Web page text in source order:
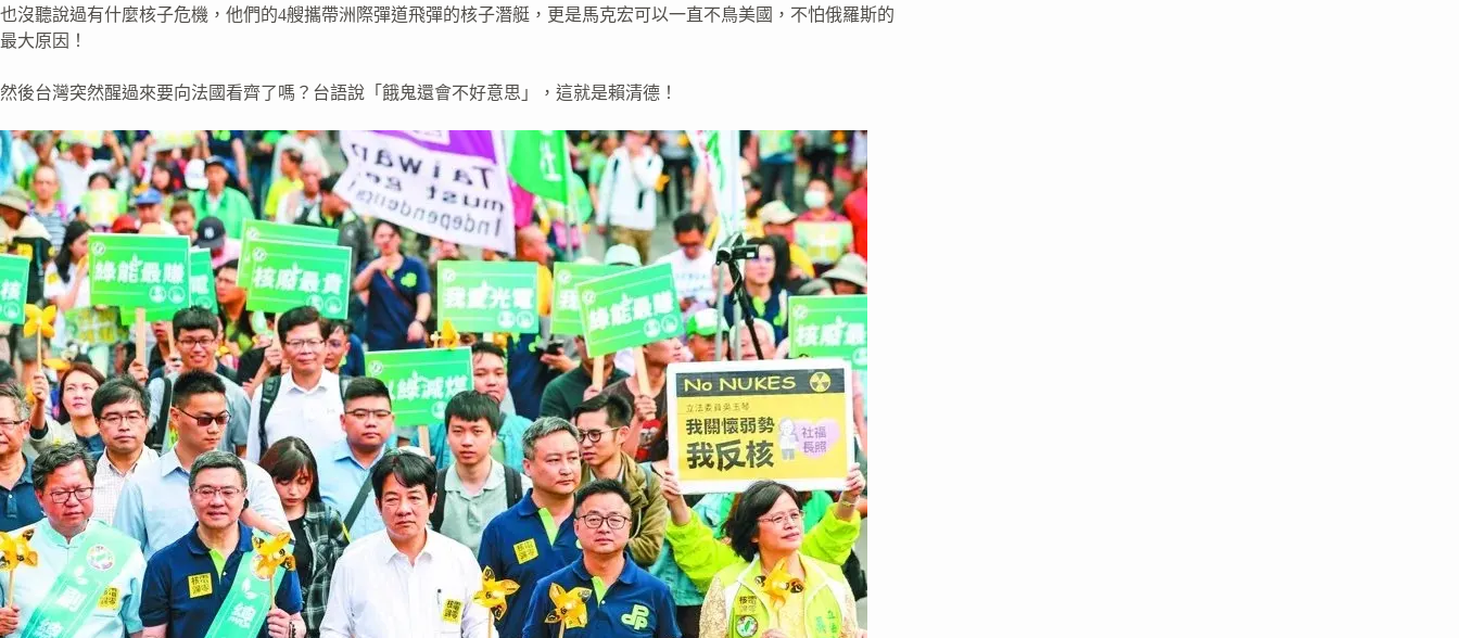
也沒聽說過有什麼核子危機，他們的4艘攜帶洲際彈道飛彈的核子潛艇，更是馬克宏可以一直不鳥美國，不怕俄羅斯的
最大原因！
然後台灣突然醒過來要向法國看齊了嗎？台語說「餓鬼還會不好意思」，這就是賴清德！